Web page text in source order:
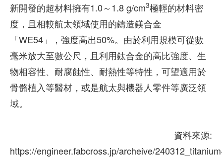
新開發的超材料擁有1.0～1.8 g/cm3極輕的材料密
度，且相較航太領域使用的鑄造鎂合金
「WE54」，強度高出50%。由於利用規模可從數
毫米放大至數公尺，且利用鈦合金的高比強度、生
物相容性、耐腐蝕性、耐熱性等特性，可望適用於
骨骼植入等醫材，或是航太與機器人零件等廣泛領
域。
資料來源:
https://engineer.fabcross.jp/archeive/